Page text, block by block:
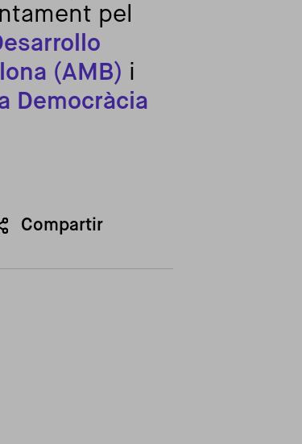
pel
(AMB) i
Democràcia
Compartir